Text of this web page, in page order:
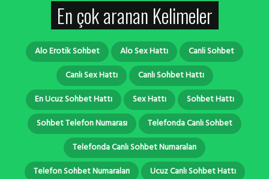
En çok aranan Kelimeler
Alo Erotik Sohbet Alo Sex Hattı
Canli Sohbet
Canlı Sex Hattı
Canlı Sohbet Hattı
En Ucuz Sohbet Hattı
Sex Hattı
Sohbet Hattı
Sohbet Telefon Numarası
Telefonda Canlı Sohbet
Telefonda Canlı Sohbet Numaraları
Telefon Sohbet Numaraları
Ucuz Canlı Sohbet Hattı